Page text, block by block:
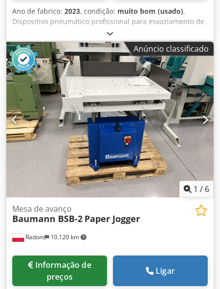
Ano de fabrico: 2023, condição: muito bom (usado),
Dispositivo pneumático profissional para esvaziamento de
cartuchos e recipientes SEMCO de 600 ml, desenvolvido
para aplicações industriais (adesivos, massas de vedação,
pastas, materiais de alta viscosidade). Dados do
fabricante: • Fabricante: axiss GmbH (Alemanha) • Tipo:
9110 / B-SEMCO600-PN-KM-F • Ano de produção: 2023 •
Número de série: 514 • Norma de qualidade: DIN EN ISO
9001:2015 • Marcação CE Descrição técnica: • Esvaziamento
pneumático de cartuchos SEMCO 600 ml • Construção
robusta sobre placa de montagem em perfil de alumínio •
Conjunto de pistão com manga transparente (controle de
posição) • Regulador de pressão com manômetro • Válvula
direcional • Conectores pneumáticos rápidos Codpfx Alsyc
Nzus Doha • Válvula de corte (segurança) • Possibilidade de
montagem vertical ou horizontal • Funcionamento suave e
controlado
Anúncio classificado
1 / 6
Radom 10.120 km
Mesa de avanço
Baumann BSB-2 Paper Jogger
preços
Ligar